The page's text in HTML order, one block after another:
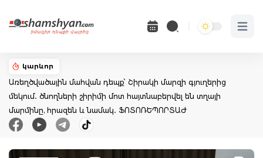
Open
կարևոր
Առեղծվածային մահվան դեպք՝ Շիրակի մարզի գյուղերից
մեկում․ ծնողների շիրիմի մոտ հայտնաբերվել են տղայի
մարմինը, հրազեն և նամակ․ ՖՈՏՈՌԵՊՈՐՏԱԺ